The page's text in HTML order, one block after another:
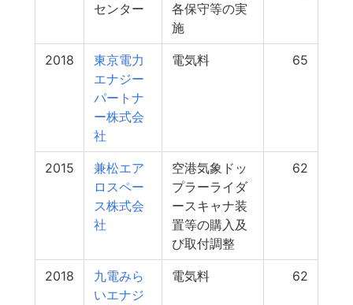
センター
各保守等の実
施
2018
東京電力
エナジー
パートナ
ー株式会
社
電気料 65
2015
兼松エア
ロスペー
ス株式会
社
空港気象ドッ
プラーライダ
ースキャナ装
置等の購入及
び取付調整
62
2018
九電みら
いエナジ
電気料 62